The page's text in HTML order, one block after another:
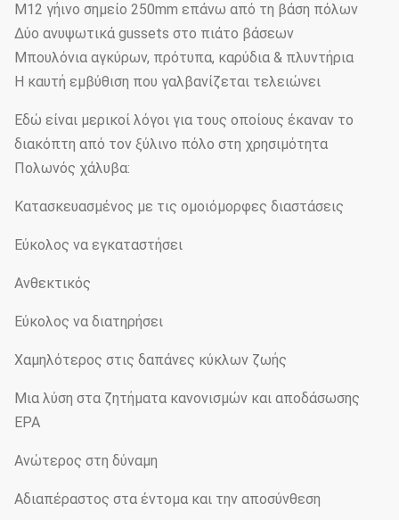
M12 γήινο σημείο 250mm επάνω από τη βάση πόλων
Δύο ανυψωτικά gussets στο πιάτο βάσεων
Μπουλόνια αγκύρων, πρότυπα, καρύδια & πλυντήρια
Η καυτή εμβύθιση που γαλβανίζεται τελειώνει
Εδώ είναι μερικοί λόγοι για τους οποίους έκαναν το
διακόπτη από τον ξύλινο πόλο στη χρησιμότητα
Πολωνός χάλυβα:
Κατασκευασμένος με τις ομοιόμορφες διαστάσεις
Εύκολος να εγκαταστήσει
Ανθεκτικός
Εύκολος να διατηρήσει
Χαμηλότερος στις δαπάνες κύκλων ζωής
Μια λύση στα ζητήματα κανονισμών και αποδάσωσης
EPA
Ανώτερος στη δύναμη
Αδιαπέραστος στα έντομα και την αποσύνθεση